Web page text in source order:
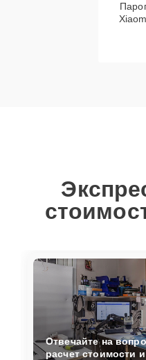
Отвечайте на
расчет стоимости